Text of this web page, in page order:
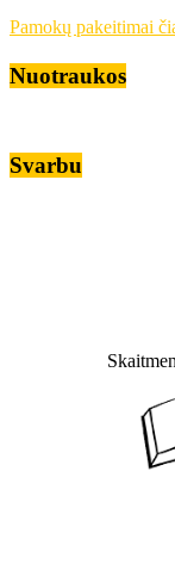
Pamokų pakeitimai
Nuotraukos
Svarbu